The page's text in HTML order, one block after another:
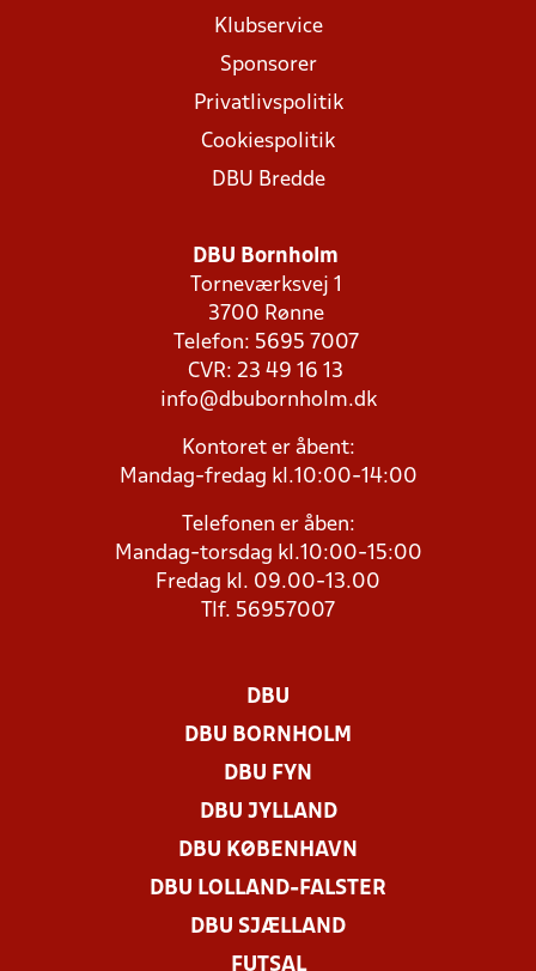
Klubservice
Sponsorer
Privatlivspolitik
Cookiespolitik
DBU Bredde
DBU Bornholm
Torneværksvej 1
3700 Rønne
Telefon: 5695 7007
CVR: 23 49 16 13
info@dbubornholm.dk
Kontoret er åbent:
Mandag-fredag kl.10:00-14:00
Telefonen er åben:
Mandag-torsdag kl.10:00-15:00
Fredag kl. 09.00-13.00
Tlf. 56957007
DBU
DBU BORNHOLM
DBU FYN
DBU JYLLAND
DBU KØBENHAVN
DBU LOLLAND-FALSTER
DBU SJÆLLAND
FUTSAL